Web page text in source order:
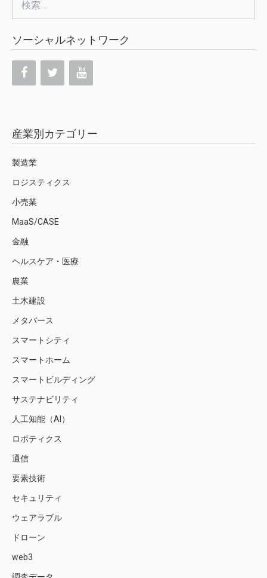
索:
ソーシャルネットワーク
産業別カテゴリー
製造業
ロジスティクス
小売業
MaaS/CASE
金融
ヘルスケア・医療
農業
土木建設
メタバース
スマートシティ
スマートホーム
スマートビルディング
サステナビリティ
人工知能（AI）
ロボティクス
通信
要素技術
セキュリティ
ウェアラブル
ドローン
web3